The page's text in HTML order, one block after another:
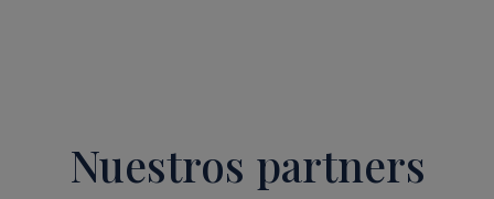
Nuestros partners